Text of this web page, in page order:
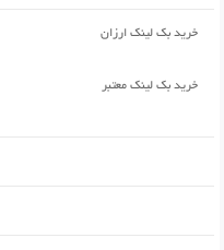
خرید بک لینک ارزان
خرید بک لینک معتبر